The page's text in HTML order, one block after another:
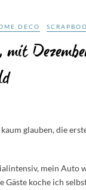
DECO
glauben, die
mein Auto
Gäste koche ich